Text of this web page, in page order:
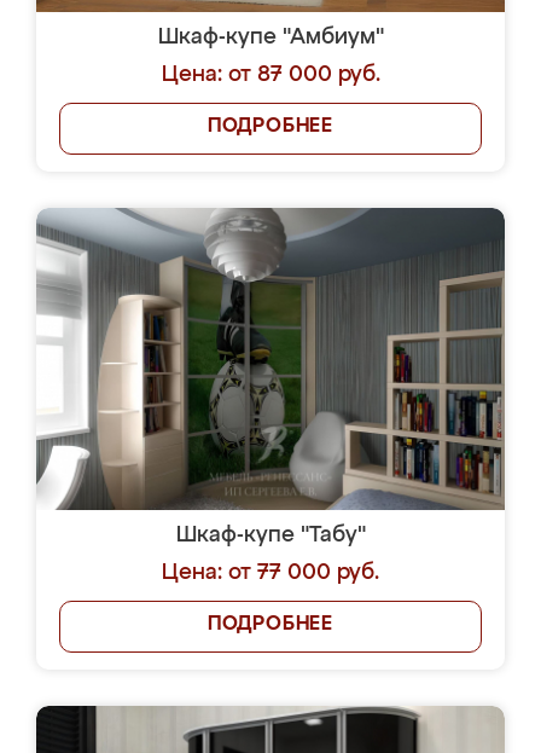
Шкаф-купе "Амбиум"
Цена: от 87 000 руб.
ПОДРОБНЕЕ
Шкаф-купе "Табу"
Цена: от 77 000 руб.
ПОДРОБНЕЕ